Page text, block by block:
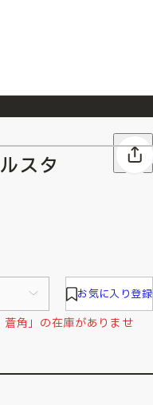
付き同梱版』発売延期のご案内
スタ
お気に入り登録
角」の在庫がありませ